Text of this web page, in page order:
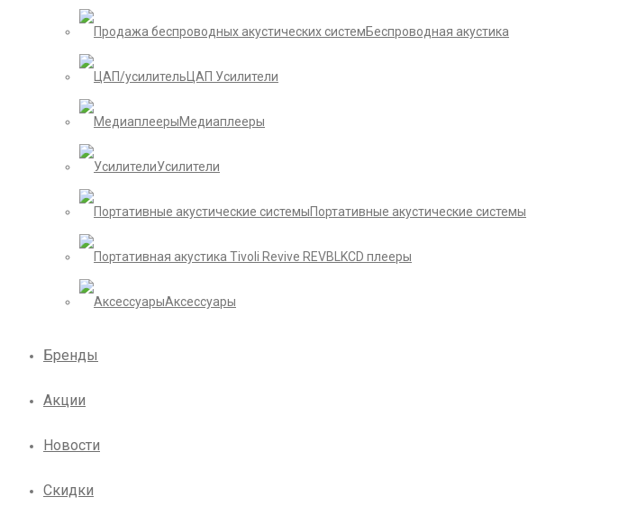
Беспроводная акустика
ЦАП Усилители
Медиаплееры
Усилители
Портативные акустические системы
CD плееры
Аксессуары
Бренды
Акции
Новости
Скидки